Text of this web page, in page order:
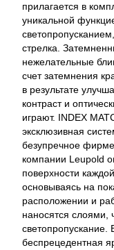
прилагается в
уникальной
стрелка.
нежелательные
счет затемнения
в результате
контраст и
играют. INDEX
эксклюзивная
безупречное
компании Leupold
поверхности
основываясь на
расположении и
наносятся слоями,
светопропускание.
беспрецедентная